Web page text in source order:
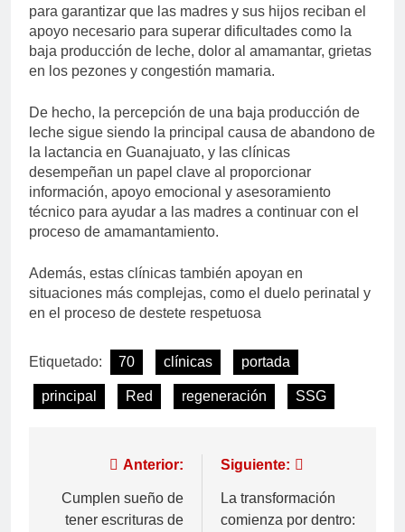
para garantizar que las madres y sus hijos reciban el
apoyo necesario para superar dificultades como la
baja producción de leche, dolor al amamantar, grietas
en los pezones y congestión mamaria.
De hecho, la percepción de una baja producción de
leche sigue siendo la principal causa de abandono de
la lactancia en Guanajuato, y las clínicas
desempeñan un papel clave al proporcionar
información, apoyo emocional y asesoramiento
técnico para ayudar a las madres a continuar con el
proceso de amamantamiento.
Además, estas clínicas también apoyan en
situaciones más complejas, como el duelo perinatal y
en el proceso de destete respetuosa
Etiquetado: 70 clínicas portada
principal Red regeneración SSG
Anterior:
Cumplen sueño de
tener escrituras de
Siguiente:
La transformación
comienza por dentro: